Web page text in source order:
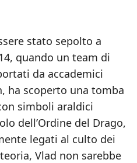
stato sepolto a
quando un team di
da accademici
ha scoperto una tomba
simboli araldici
dell’Ordine del Drago,
legati al culto dei
Vlad non sarebbe